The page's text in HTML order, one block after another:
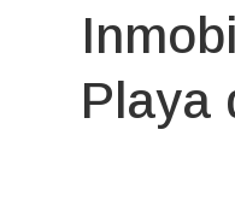
Playa